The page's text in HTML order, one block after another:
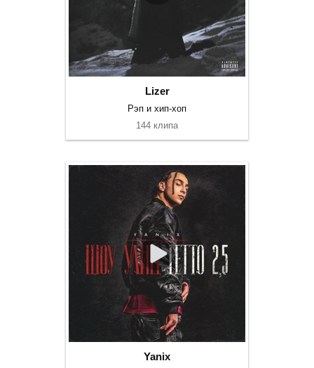
Lizer
Рэп и хип-хоп
144 клипа
Yanix